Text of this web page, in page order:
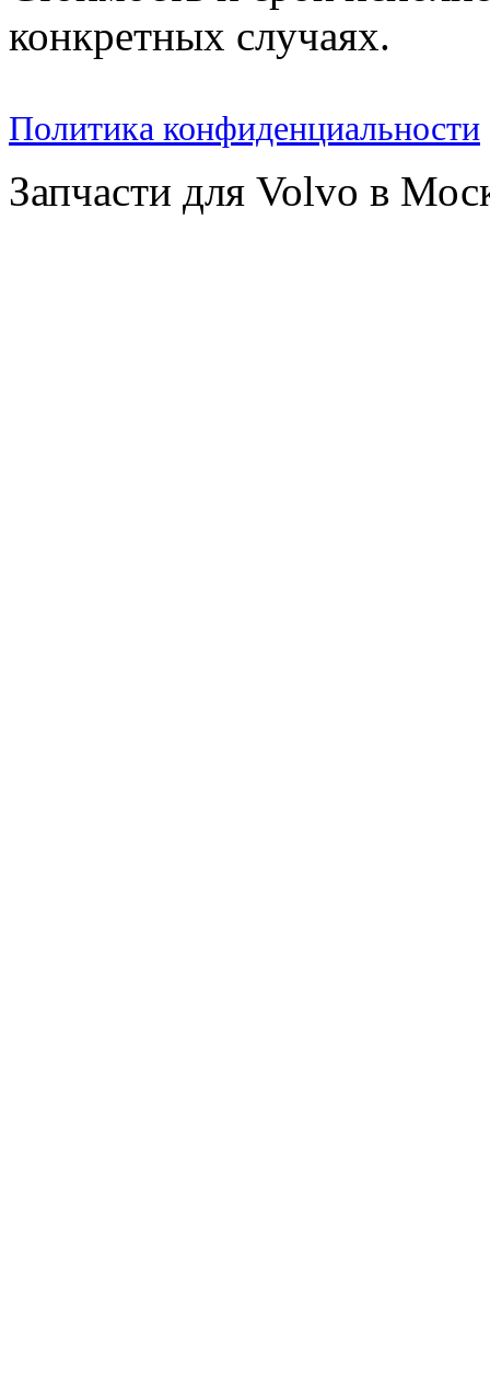
конкретных случаях.
Политика конфиденциальности
Запчасти для Volvo в